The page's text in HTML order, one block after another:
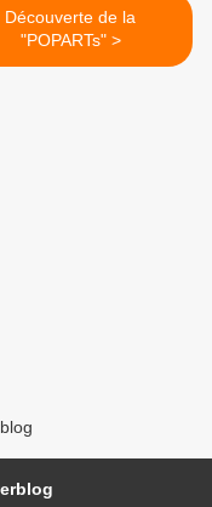
Découverte de la
"POPARTs" >